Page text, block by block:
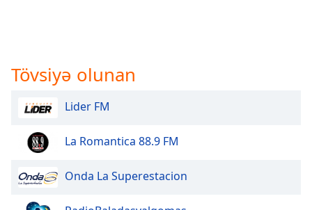
Tövsiyə olunan
Lider FM
La Romantica 88.9 FM
Onda La Superestacion